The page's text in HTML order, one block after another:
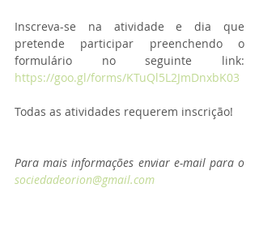
Inscreva-se na atividade e dia que
pretende participar preenchendo o
https://goo.gl/forms/KTuQl5L2JmDnxbK03
Todas as atividades requerem inscrição!
sociedadeorion@gmail.com